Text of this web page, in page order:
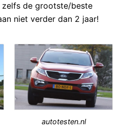
zelfs de grootste/beste
niet verder dan 2 jaar!
autotesten.nl